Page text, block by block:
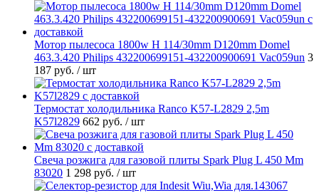
Мотор пылесоса 1800w H 114/30mm D120mm Domel
463.3.420 Philips 432200699151-432200900691 Vac059un 3
187 руб. / шт
Термостат холодильника Ranco K57-L2829 2,5m
K57l2829 662 руб. / шт
Свеча розжига для газовой плиты Spark Plug L 450 Mm
83020 1 298 руб. / шт